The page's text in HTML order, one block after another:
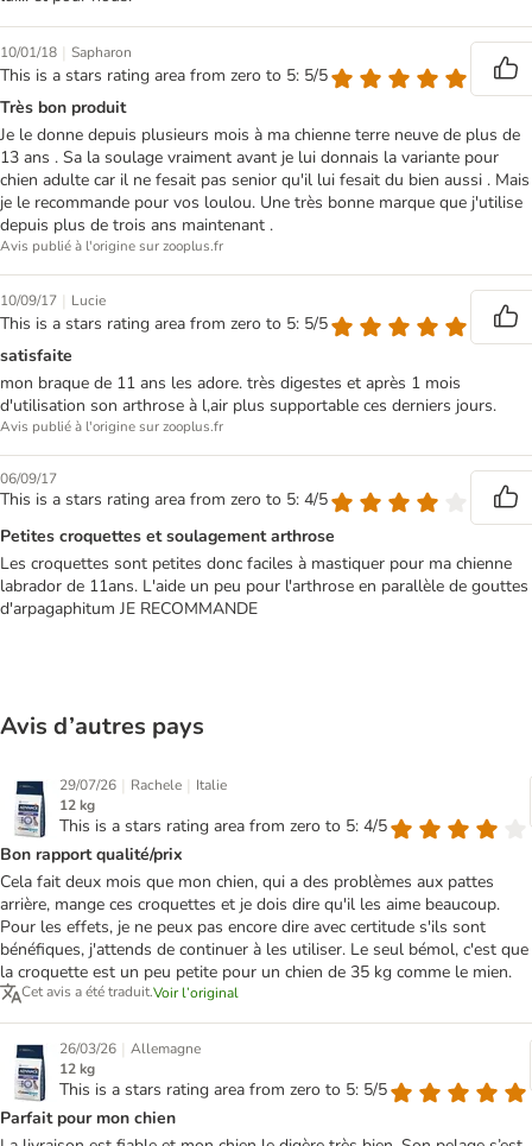
10/01/18 | Sapharon
This is a stars rating area from zero to 5: 5/5
Très bon produit
Je le donne depuis plusieurs mois à ma chienne terre neuve de plus de
13 ans . Sa la soulage vraiment avant je lui donnais la variante pour
chien adulte car il ne fesait pas senior qu'il lui fesait du bien aussi . Mais
je le recommande pour vos loulou. Une très bonne marque que j'utilise
depuis plus de trois ans maintenant .
Avis publié à l'origine sur zooplus.fr
10/09/17 | Lucie
This is a stars rating area from zero to 5: 5/5
satisfaite
mon braque de 11 ans les adore. très digestes et après 1 mois
d'utilisation son arthrose à l,air plus supportable ces derniers jours.
Avis publié à l'origine sur zooplus.fr
06/09/17
This is a stars rating area from zero to 5: 4/5
Petites croquettes et soulagement arthrose
Les croquettes sont petites donc faciles à mastiquer pour ma chienne
labrador de 11ans. L'aide un peu pour l'arthrose en parallèle de gouttes
d'arpagaphitum JE RECOMMANDE
Avis d’autres pays
29/07/26 | Rachele | Italie
12 kg
This is a stars rating area from zero to 5: 4/5
Bon rapport qualité/prix
Cela fait deux mois que mon chien, qui a des problèmes aux pattes
arrière, mange ces croquettes et je dois dire qu'il les aime beaucoup.
Pour les effets, je ne peux pas encore dire avec certitude s'ils sont
bénéfiques, j'attends de continuer à les utiliser. Le seul bémol, c'est que
la croquette est un peu petite pour un chien de 35 kg comme le mien.
Cet avis a été traduit.Voir l’original
26/03/26 | Allemagne
12 kg
This is a stars rating area from zero to 5: 5/5
Parfait pour mon chien